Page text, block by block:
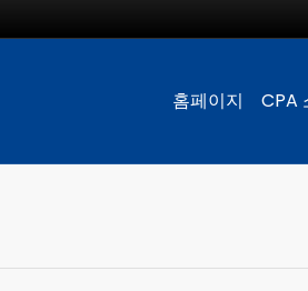
홈페이지 CPA